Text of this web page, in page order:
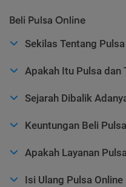
Beli Pulsa Online
Sekilas Tentang Pulsa
Apakah Itu Pulsa dan
Sejarah Dibalik
Keuntungan Beli
Apakah Layanan
Isi Ulang Pulsa